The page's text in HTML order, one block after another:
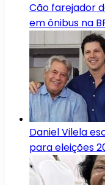
Cão farejador
em ônibus na
Daniel Vilela
para eleições